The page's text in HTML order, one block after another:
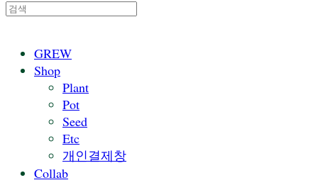
GREW
Shop
Plant
Pot
Seed
Etc
개인결제창
Collab